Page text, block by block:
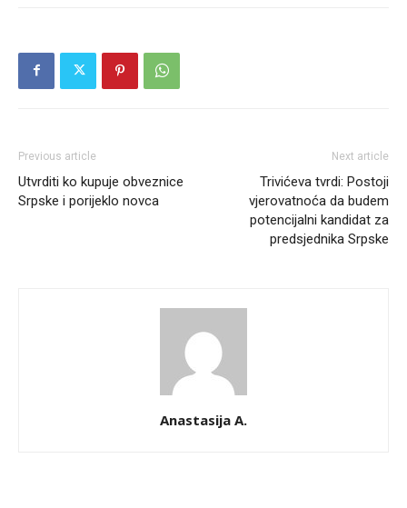
Previous article
Utvrditi ko kupuje obveznice
Srpske i porijeklo novca
Next article
Trivićeva tvrdi: Postoji
vjerovatnoća da budem
potencijalni kandidat za
predsjednika Srpske
Anastasija A.